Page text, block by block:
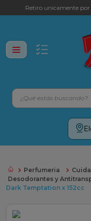
Retiro unicamente
¿Qué estás
Perfumeria
Desodorantes y
Dark Temptation x 152cc
Términos más
galletitas
aceite